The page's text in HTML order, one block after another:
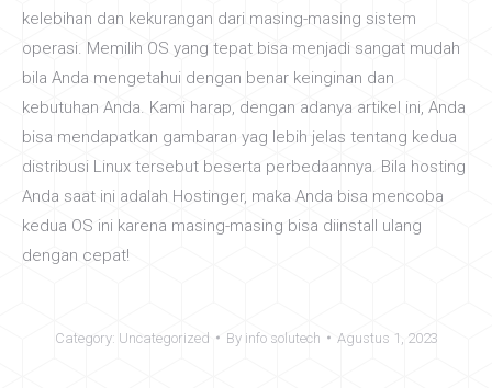
kelebihan dan kekurangan dari masing-masing sistem
operasi. Memilih OS yang tepat bisa menjadi sangat mudah
bila Anda mengetahui dengan benar keinginan dan
kebutuhan Anda. Kami harap, dengan adanya artikel ini, Anda
bisa mendapatkan gambaran yag lebih jelas tentang kedua
distribusi Linux tersebut beserta perbedaannya. Bila hosting
Anda saat ini adalah Hostinger, maka Anda bisa mencoba
kedua OS ini karena masing-masing bisa diinstall ulang
dengan cepat!
Category: Uncategorized By info solutech Agustus 1, 2023